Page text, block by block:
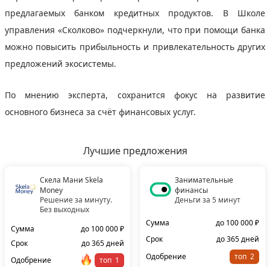
предлагаемых банком кредитных продуктов. В Школе
управления «Сколково» подчеркнули, что при помощи банка
можно повысить прибыльность и привлекательность других
предложений экосистемы.
По мнению эксперта, сохранится фокус на развитие
основного бизнеса за счёт финансовых услуг.
Лучшие предложения
Скела Мани Skela
Money
Решение за минуту.
Без выходных
Сумма
до 100 000 ₽
Срок
до 365 дней
Одобрение
топ
Занимательные
финансы
Деньги за 5 минут
Сумма
до 100 000 ₽
Срок
до 365 дней
Одобрение
топ